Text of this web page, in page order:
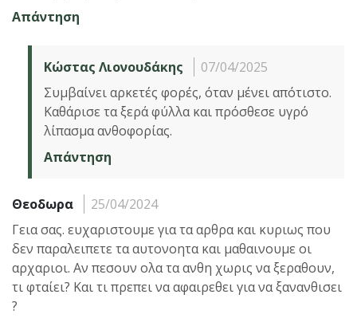
Απάντηση
Κώστας Λιονουδάκης
07/04/2025
Συμβαίνει αρκετές φορές, όταν μένει απότιστο.
Καθάρισε τα ξερά φύλλα και πρόσθεσε υγρό
λίπασμα ανθοφορίας.
Απάντηση
Θεοδωρα
25/04/2024
Γεια σας. ευχαριστουμε για τα αρθρα και κυριως που
δεν παραλειπετε τα αυτονοητα και μαθαινουμε οι
αρχαριοι. Αν πεσουν ολα τα ανθη χωρις να ξεραθουν,
τι φταίει? Και τι πρεπει να αφαιρεθει για να ξανανθισει
?